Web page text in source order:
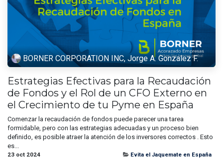
BORNER CORPORATION INC, Jorge A. Gonzalez F.
Estrategias Efectivas para la Recaudación
de Fondos y el Rol de un CFO Externo en
el Crecimiento de tu Pyme en España
Comenzar la recaudación de fondos puede parecer una tarea
formidable, pero con las estrategias adecuadas y un proceso bien
definido, es posible atraer la atención de los inversores correctos . Esto
es...
23 oct 2024 Evita el Jaquemate en España